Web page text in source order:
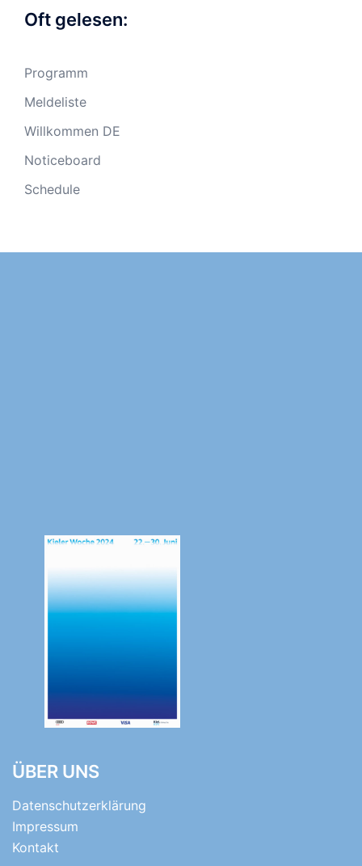
Oft gelesen:
Programm
Meldeliste
Willkommen DE
Noticeboard
Schedule
ÜBER UNS
Datenschutzerklärung
Impressum
Kontakt